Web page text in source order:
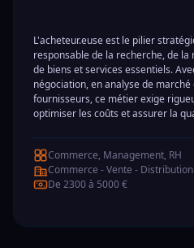
L'acheteur.euse est le pilier
responsable de la recherche, de
de biens et services essentiels.
négociation, en analyse de
fournisseurs, ce métier exige
optimiser les coûts et assurer la
Commerce, Management, RH
Commerce - Vente - Distribution
De 2300 à 5000 €